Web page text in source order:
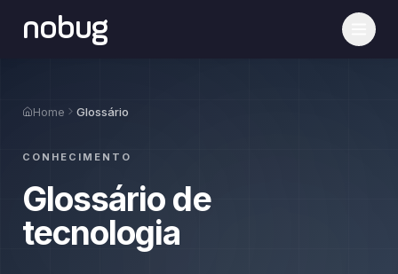
nobug
Home Glossário
CONHECIMENTO
Glossário de
tecnologia